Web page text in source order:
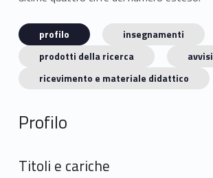
profilo
insegnamenti
prodotti della ricerca
avvisi
ricevimento e materiale didattico
Profilo
Titoli e cariche